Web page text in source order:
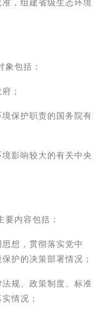
，组建省级生态环境
包括：
；
保护职责的国务院有
影响较大的有关中央
内容包括：
想，贯彻落实党中
护的决策部署情况；
规、政策制度、标准
情况；